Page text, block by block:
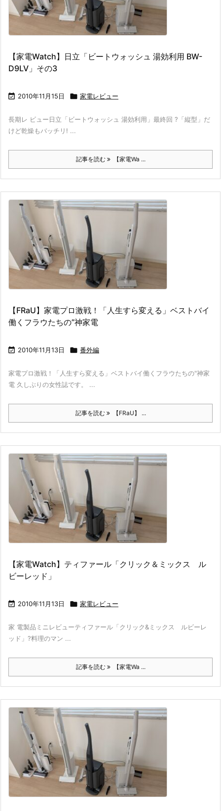
【家電Watch】日立「ビートウォッシュ 湯効利用 BW-
D9LV」その3
 2010年11月15日  家電レビュー
長期レ ビュー日立「ビートウォッシュ 湯効利用」最終回 ?「縦型」だ
けど乾燥もバッチリ! ...
記事を読む 【家電Wa ...
【FRaU】家電プロ激戦！「人生すら変える」ベストバイ
働くフラウたちの”神家電
 2010年11月13日  番外編
家電プロ激戦！「人生すら変える」ベストバイ働くフラウたちの"神家
電 久しぶりの女性誌です。 ...
記事を読む 【FRaU】 ...
【家電Watch】ティファール「クリック＆ミックス ル
ビーレッド」
 2010年11月13日  家電レビュー
家 電製品ミニレビューティファール「クリック&ミックス ルビーレ
ッド」?料理のマン ...
記事を読む 【家電Wa ...